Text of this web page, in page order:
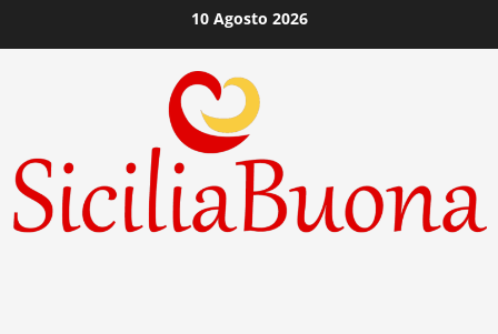
al
10 Agosto 2026